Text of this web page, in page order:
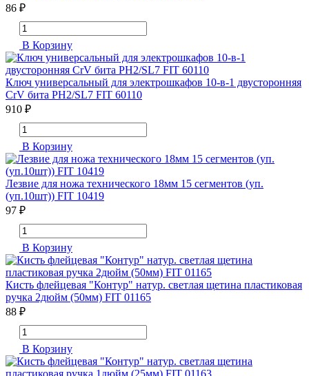
86 ₽
В Корзину
Ключ универсальный для электрошкафов 10-в-1 двусторонняя
CrV бита РН2/SL7 FIT 60110
910 ₽
В Корзину
Лезвие для ножа технического 18мм 15 сегментов (уп.
(уп.10шт)) FIT 10419
97 ₽
В Корзину
Кисть флейцевая "Контур" натур. светлая щетина пластиковая
ручка 2дюйм (50мм) FIT 01165
88 ₽
В Корзину